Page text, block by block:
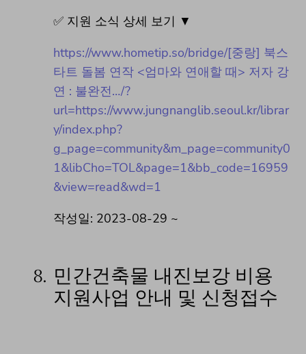
✅ 지원 소식 상세 보기 ▼
https://www.hometip.so/bridge/[중랑] 북스
타트 돌봄 연작 <엄마와 연애할 때> 저자 강
연 : 불완전…/?
url=https://www.jungnanglib.seoul.kr/librar
y/index.php?
g_page=community&m_page=community0
1&libCho=TOL&page=1&bb_code=16959
&view=read&wd=1
작성일: 2023-08-29 ~
8. 민간건축물 내진보강 비용
지원사업 안내 및 신청접수